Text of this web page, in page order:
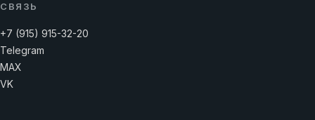
СВЯЗЬ
+7 (915) 915-32-20
Telegram
MAX
VK